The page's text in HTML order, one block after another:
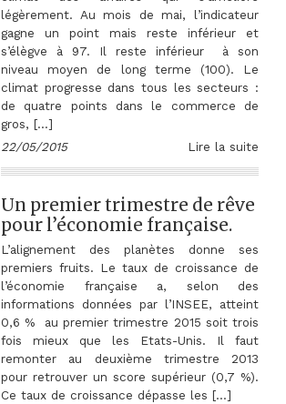
légèrement. Au mois de mai, l’indicateur
gagne un point mais reste inférieur et
s’élègve à 97. Il reste inférieur à son
niveau moyen de long terme (100). Le
climat progresse dans tous les secteurs :
de quatre points dans le commerce de
gros, […]
22/05/2015
Lire la suite
Un premier trimestre de rêve
pour l’économie française.
L’alignement des planètes donne ses
premiers fruits. Le taux de croissance de
l’économie française a, selon des
informations données par l’INSEE, atteint
0,6 % au premier trimestre 2015 soit trois
fois mieux que les Etats-Unis. Il faut
remonter au deuxième trimestre 2013
pour retrouver un score supérieur (0,7 %).
Ce taux de croissance dépasse les […]